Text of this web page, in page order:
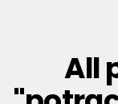
All